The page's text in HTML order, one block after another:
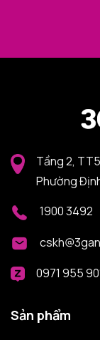
Tầng 2,
Phường
1900 3492
0971 955
Sản phẩm